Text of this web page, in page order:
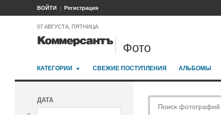
ВОЙТИ Регистрация
07 АВГУСТА, ПЯТНИЦА
Фото
КАТЕГОРИИ СВЕЖИЕ ПОСТУПЛЕНИЯ АЛЬБОМЫ
ДАТА